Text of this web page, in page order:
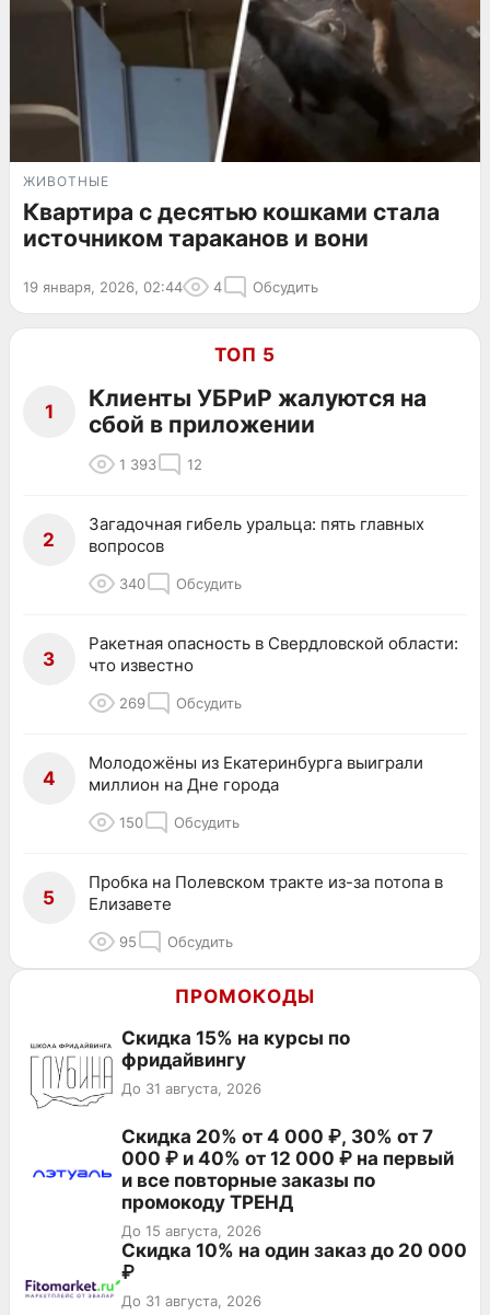
ЖИВОТНЫЕ
Квартира с десятью кошками стала
источником тараканов и вони
19 января, 2026, 02:44 4 Обсудить
ТОП 5
1
Клиенты УБРиР жалуются на
сбой в приложении
1 393 12
2
Загадочная гибель уральца: пять главных
вопросов
340 Обсудить
3
Ракетная опасность в Свердловской области:
что известно
269 Обсудить
4
Молодожёны из Екатеринбурга выиграли
миллион на Дне города
150 Обсудить
5
Пробка на Полевском тракте из-за потопа в
Елизавете
95 Обсудить
ПРОМОКОДЫ
Скидка 15% на курсы по
фридайвингу
До 31 августа, 2026
Скидка 20% от 4 000 ₽, 30% от 7
000 ₽ и 40% от 12 000 ₽ на первый
и все повторные заказы по
промокоду ТРЕНД
До 15 августа, 2026
Скидка 10% на один заказ до 20 000
₽
До 31 августа, 2026